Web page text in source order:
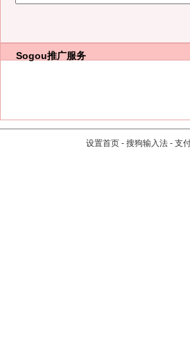
Sogou推广服务
设置首页 - 搜狗输入法 - 支